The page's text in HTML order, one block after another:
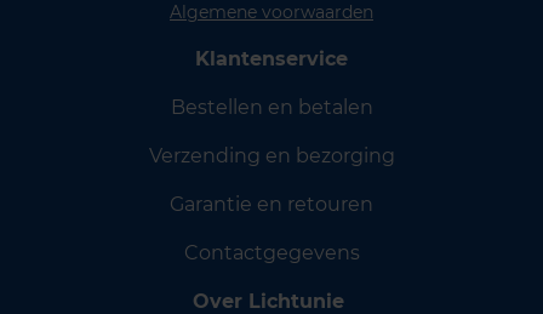
Algemene voorwaarden
Klantenservice
Bestellen en betalen
Verzending en bezorging
Garantie en retouren
Contactgegevens
Over Lichtunie